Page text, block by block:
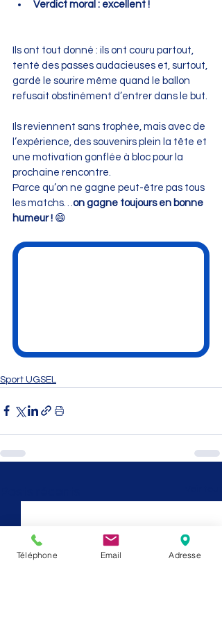
Verdict moral : excellent !
Ils ont tout donné : ils ont couru partout,
tenté des passes audacieuses et, surtout,
gardé le sourire même quand le ballon
refusait obstinément d’entrer dans le but.
Ils reviennent sans trophée, mais avec de
l’expérience, des souvenirs plein la tête et
une motivation gonflée à bloc pour la
prochaine rencontre.
Parce qu’on ne gagne peut-être pas tous
les matchs…on gagne toujours en bonne
humeur ! 😄
Sport UGSEL
Téléphone Email Adresse